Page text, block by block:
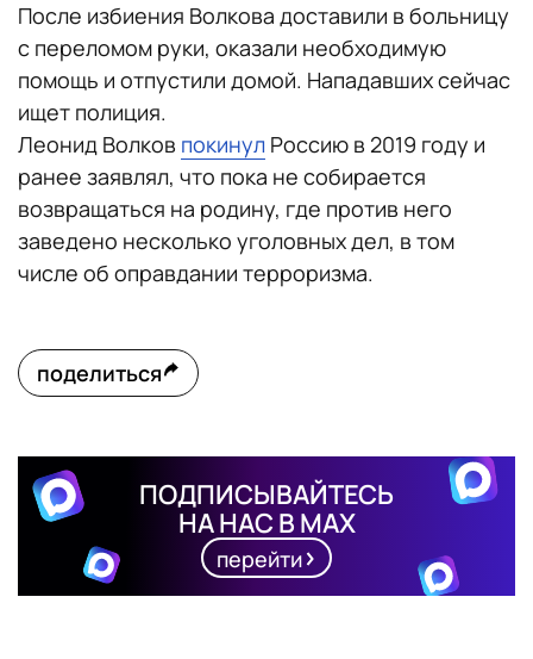
После избиения Волкова доставили в больницу
с переломом руки, оказали необходимую
помощь и отпустили домой. Нападавших сейчас
ищет полиция.
Леонид Волков покинул Россию в 2019 году и
ранее заявлял, что пока не собирается
возвращаться на родину, где против него
заведено несколько уголовных дел, в том
числе об оправдании терроризма.
поделиться
ПОДПИСЫВАЙТЕСЬ
НА НАС В MAX
перейти